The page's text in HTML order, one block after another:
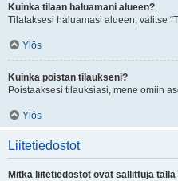
Kuinka tilaan haluamani alueen?
Tilataksesi haluamasi alueen, valitse
Ylös
Kuinka poistan tilaukseni?
Poistaaksesi tilauksiasi, mene omiin
Ylös
Liitetiedostot
Mitkä liitetiedostot ovat sallittuja tällä